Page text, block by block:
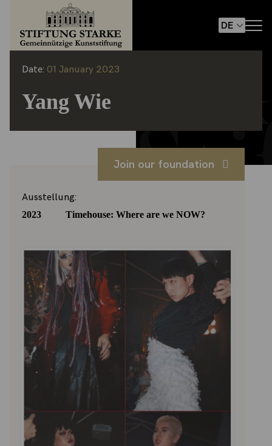
Date: 01 January 2023
Yang Wie
Join our foundation
Ausstellung:
2023 Timehouse: Where are we NOW?